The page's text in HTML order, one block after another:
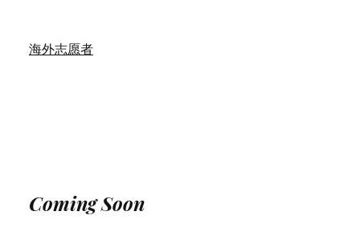
海外志愿者
Coming Soon